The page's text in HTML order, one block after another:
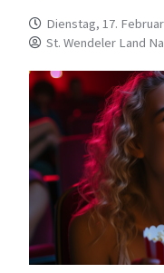
Dienstag, 17.
St. Wendeler Land